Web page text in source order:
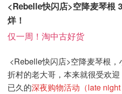
<Rebelle快闪店>空降麦琴根
烊！
仅一周！淘中古好货
<Rebelle快闪店>空降麦琴根
折村的老大哥，本来就很受欢迎
已久的深夜购物活动（late night